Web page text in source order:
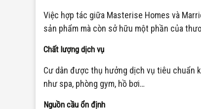
Việc hợp tác giữa Masterise Homes và
sản phẩm mà còn sở hữu một phần của
Chất lượng dịch vụ
Cư dân được thụ hưởng dịch vụ tiêu chuẩn
như spa, phòng gym, hồ bơi…
Nguồn cầu ổn định